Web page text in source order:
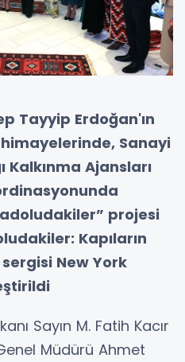
Tayyip Erdoğan'ın
himayelerinde, Sanayi
Kalkınma Ajansları
projesi
Kapıların
New York
Sayın M. Fatih Kacır
Müdürü Ahmet